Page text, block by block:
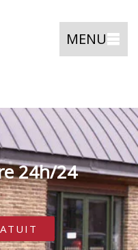
MENU
24h/24